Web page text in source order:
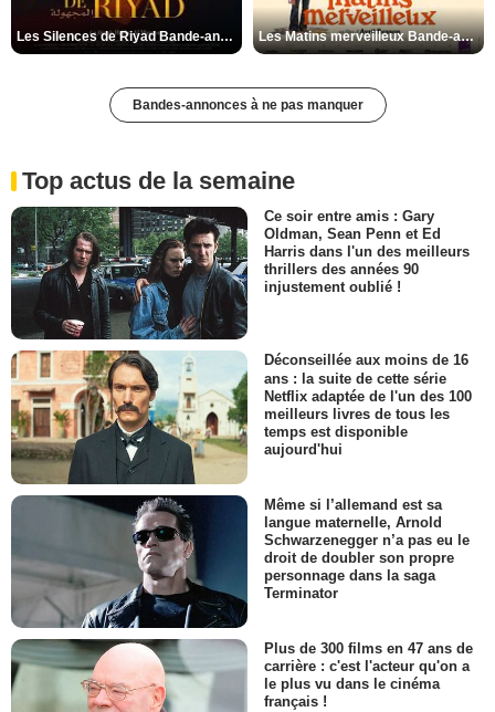
Les Silences de Riyad Bande-annonce VO STFR Les Matins merveilleux Bande-annonce VF
Bandes-annonces à ne pas manquer
Top actus de la semaine
Ce soir entre amis : Gary
Oldman, Sean Penn et Ed
Harris dans l'un des meilleurs
thrillers des années 90
injustement oublié !
Déconseillée aux moins de 16
ans : la suite de cette série
Netflix adaptée de l'un des 100
meilleurs livres de tous les
temps est disponible
aujourd'hui
Même si l’allemand est sa
langue maternelle, Arnold
Schwarzenegger n’a pas eu le
droit de doubler son propre
personnage dans la saga
Terminator
Plus de 300 films en 47 ans de
carrière : c'est l'acteur qu'on a
le plus vu dans le cinéma
français !